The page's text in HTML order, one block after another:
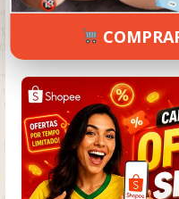
3.6/5 (43